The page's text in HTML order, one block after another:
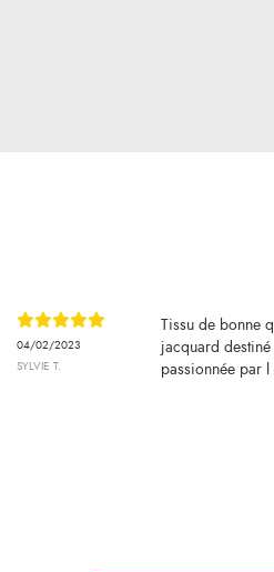
04/02/2023
SYLVIE T.
Tissu de bonne
jacquard
passionnée par